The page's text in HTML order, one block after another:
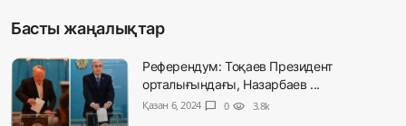
Басты жаңалықтар
Референдум: Тоқаев Президент
орталығындағы, Назарбаев ...
Қазан 6, 2024 chat_bubble 0 visibility 3.8k